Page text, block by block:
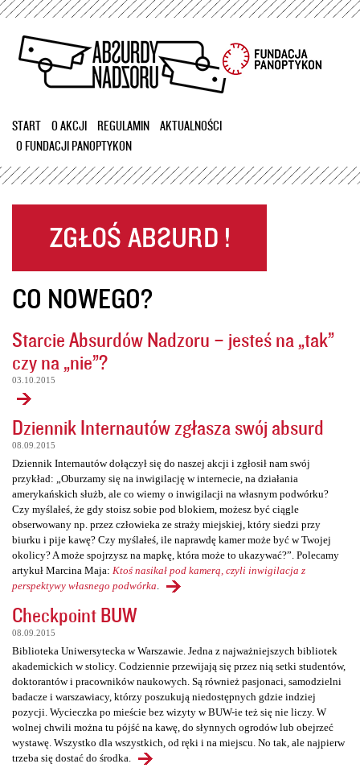
Przejdź
treści
START O AKCJI REGULAMIN
AKTUALNOŚCI
O FUNDACJI PANOPTYKON
CO NOWEGO?
Starcie Absurdów Nadzoru – jesteś na „tak”
czy na „nie”?
03.10.2015
Dziennik Internautów zgłasza swój absurd
08.09.2015
Dziennik Internautów dołączył się do naszej akcji i zgłosił nam swój
przykład: „Oburzamy się na inwigilację w internecie, na działania
amerykańskich służb, ale co wiemy o inwigilacji na własnym podwórku?
Czy myślałeś, że gdy stoisz sobie pod blokiem, możesz być ciągle
obserwowany np. przez człowieka ze straży miejskiej, który siedzi przy
biurku i pije kawę? Czy myślałeś, ile naprawdę kamer może być w Twojej
okolicy? A może spojrzysz na mapkę, która może to ukazywać?”. Polecamy
artykuł Marcina Maja: Ktoś nasikał pod kamerą, czyli inwigilacja z
perspektywy własnego podwórka
Checkpoint BUW
08.09.2015
Biblioteka Uniwersytecka w Warszawie. Jedna z najważniejszych bibliotek
akademickich w stolicy. Codziennie przewijają się przez nią setki studentów,
doktorantów i pracowników naukowych. Są również pasjonaci, samodzielni
badacze i warszawiacy, którzy poszukują niedostępnych gdzie indziej
pozycji. Wycieczka po mieście bez wizyty w BUW-ie też się nie liczy. W
wolnej chwili można tu pójść na kawę, do słynnych ogrodów lub obejrzeć
wystawę. Wszystko dla wszystkich, od ręki i na miejscu. No tak, ale najpierw
trzeba się dostać do środka.